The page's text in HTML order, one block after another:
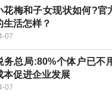
花梅和子女现状如何?官
生活怎样？
07
务总局:80%个体户已不
本促进企业发展
07